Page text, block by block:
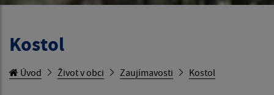
Kostol
Úvod Život v obci Zaujímavosti Kostol